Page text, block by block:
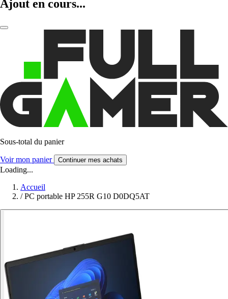
Ajout en cours...
Sous-total du panier
Voir mon panier Continuer mes achats
Loading...
Accueil
/ PC portable HP 255R G10 D0DQ5AT